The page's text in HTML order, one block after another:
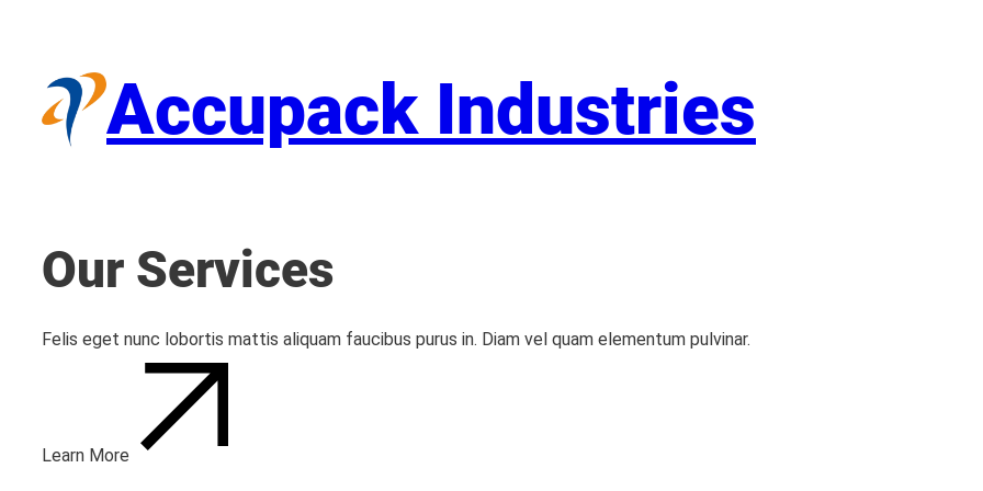
Accupack Industries
Our Services
Felis eget nunc lobortis mattis aliquam faucibus purus in. Diam vel quam elementum pulvinar.
Learn More